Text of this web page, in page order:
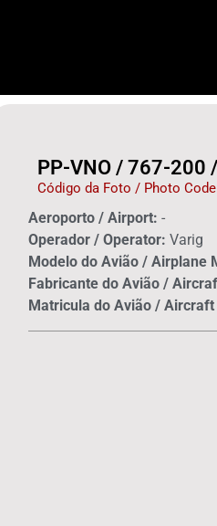
PP-VNO / 767-200
Código da Foto / Photo
Aeroporto / Airport: -
Operador / Operator: Varig
Modelo do Avião / Airplane
Fabricante do Avião /
Matricula do Avião /